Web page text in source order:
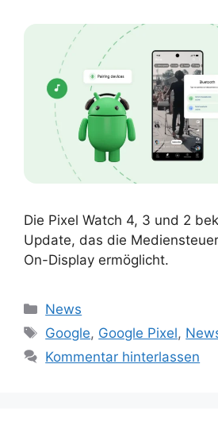
Die Pixel Watch 4, 3 und 2
Update, das die
On-Display ermöglicht.
Kategorien
News
Schlagwörter
Google, Google Pixel,
Kommentar hinterlassen